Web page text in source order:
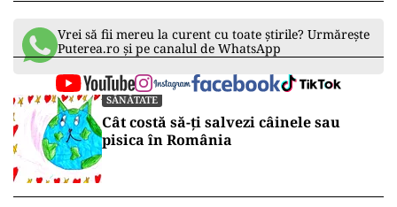
Vrei să fii mereu la curent cu toate știrile? Urmărește
Puterea.ro și pe canalul de WhatsApp
SĂNĂTATE
Cât costă să-ți salvezi câinele sau
pisica în România